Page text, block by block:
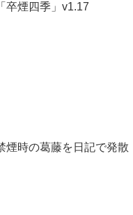
「卒煙四季」v1.17
煙時の葛藤を日記で発散